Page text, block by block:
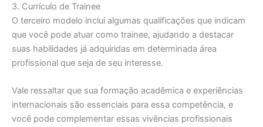
3. Currículo de Trainee
O terceiro modelo inclui algumas qualificações que indicam
que você pode atuar como trainee, ajudando a destacar
suas habilidades já adquiridas em determinada área
profissional que seja de seu interesse.
Vale ressaltar que sua formação acadêmica e experiências
internacionais são essenciais para essa competência, e
você pode complementar essas vivências profissionais